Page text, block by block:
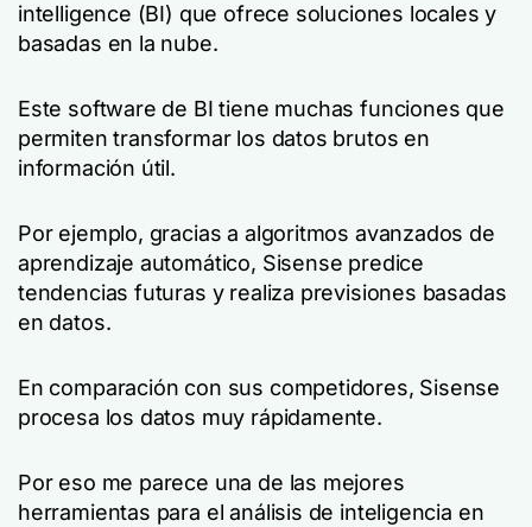
intelligence (BI) que ofrece soluciones locales y
basadas en la nube.
Este software de BI tiene muchas funciones que
permiten transformar los datos brutos en
información útil.
Por ejemplo, gracias a algoritmos avanzados de
aprendizaje automático, Sisense predice
tendencias futuras y realiza previsiones basadas
en datos.
En comparación con sus competidores, Sisense
procesa los datos muy rápidamente.
Por eso me parece una de las mejores
herramientas para el análisis de inteligencia en